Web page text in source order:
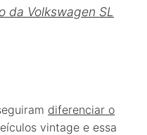
da Volkswagen SL
diferenciar o
vintage e essa